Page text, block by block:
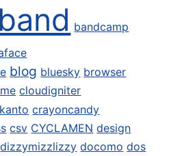
band bandcamp
blog bluesky browser
cloudigniter
crayoncandy
csv CYCLAMEN design
dizzymizzlizzy docomo dos